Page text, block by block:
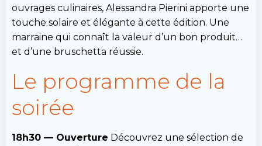
ouvrages culinaires, Alessandra Pierini apporte une
touche solaire et élégante à cette édition. Une
marraine qui connaît la valeur d’un bon produit…
et d’une bruschetta réussie.
Le programme de la
soirée
18h30 — Ouverture Découvrez une sélection de